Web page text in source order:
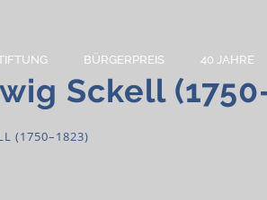
BÜRGERPREIS 40 JAHRE
Sckell
(1750–1823)